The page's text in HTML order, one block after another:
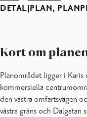
DETALJPLAN,
Kort om
Planområdet ligger i
kommersiella
den västra omfartsvägen
västra gräns och